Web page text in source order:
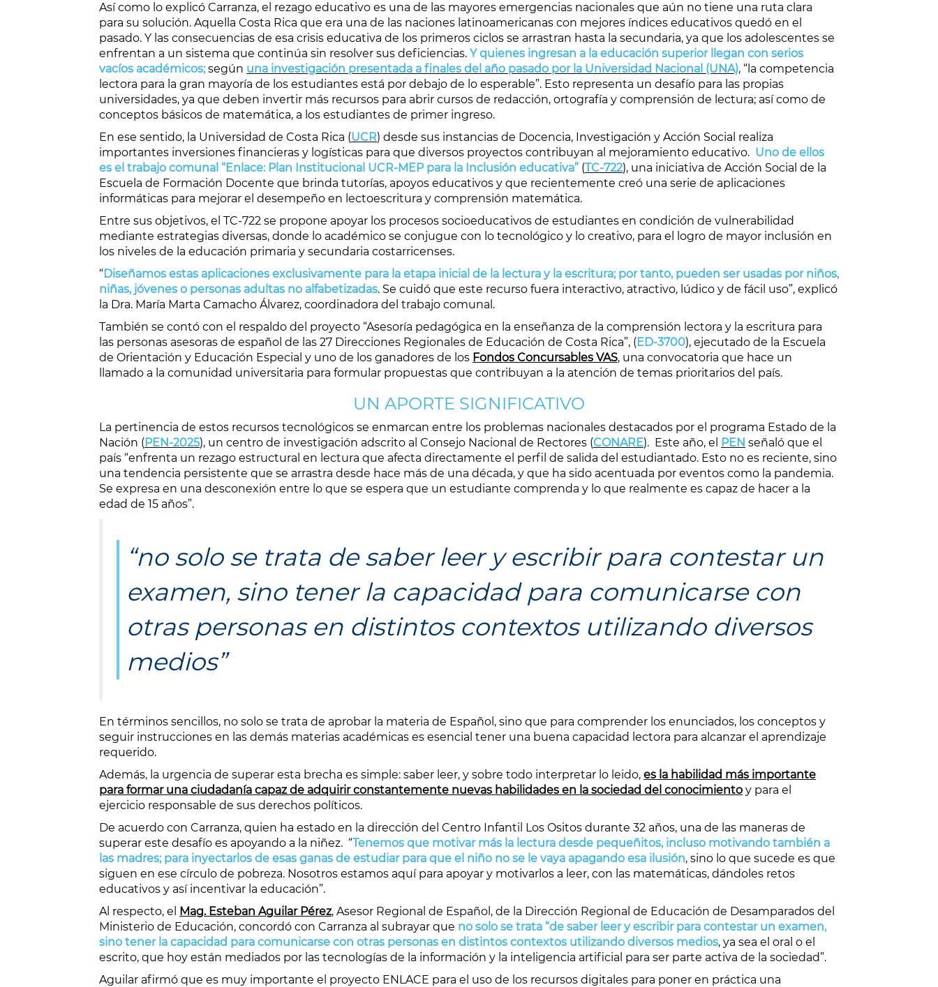
Así como lo explicó Carranza, el rezago educativo es una de las mayores emergencias nacionales que aún no tiene una ruta clara
para su solución. Aquella Costa Rica que era una de las naciones latinoamericanas con mejores índices educativos quedó en el
pasado. Y las consecuencias de esa crisis educativa de los primeros ciclos se arrastran hasta la secundaria, ya que los adolescentes se
enfrentan a un sistema que continúa sin resolver sus deficiencias. Y quienes ingresan a la educación superior llegan con serios
vacíos académicos;según una investigación presentada a finales del año pasado por la Universidad Nacional (UNA), “la competencia
lectora para la gran mayoría de los estudiantes está por debajo de lo esperable”. Esto representa un desafío para las propias
universidades, ya que deben invertir más recursos para abrir cursos de redacción, ortografía y comprensión de lectura; así como de
conceptos básicos de matemática, a los estudiantes de primer ingreso.
En ese sentido, la Universidad de Costa Rica (UCR) desde sus instancias de Docencia, Investigación y Acción Social realiza
importantes inversiones financieras y logísticas para que diversos proyectos contribuyan al mejoramiento educativo. Uno de ellos
es el trabajo comunal “Enlace: Plan Institucional UCR-MEP para la Inclusión educativa” (TC-722), una iniciativa de Acción Social de la
Escuela de Formación Docente que brinda tutorías, apoyos educativos y que recientemente creó una serie de aplicaciones
informáticas para mejorar el desempeño en lectoescritura y comprensión matemática.
Entre sus objetivos, el TC-722 se propone apoyar los procesos socioeducativos de estudiantes en condición de vulnerabilidad
mediante estrategias diversas, donde lo académico se conjugue con lo tecnológico y lo creativo, para el logro de mayor inclusión en
los niveles de la educación primaria y secundaria costarricenses.
“Diseñamos estas aplicaciones exclusivamente para la etapa inicial de la lectura y la escritura; por tanto, pueden ser usadas por niños,
niñas, jóvenes o personas adultas no alfabetizadas. Se cuidó que este recurso fuera interactivo, atractivo, lúdico y de fácil uso”, explicó
la Dra. María Marta Camacho Álvarez, coordinadora del trabajo comunal.
También se contó con el respaldo del proyecto “Asesoría pedagógica en la enseñanza de la comprensión lectora y la escritura para
las personas asesoras de español de las 27 Direcciones Regionales de Educación de Costa Rica”, (ED-3700), ejecutado de la Escuela
de Orientación y Educación Especial y uno de los ganadores de los Fondos Concursables VAS, una convocatoria que hace un
llamado a la comunidad universitaria para formular propuestas que contribuyan a la atención de temas prioritarios del país.
UN APORTE SIGNIFICATIVO
La pertinencia de estos recursos tecnológicos se enmarcan entre los problemas nacionales destacados por el programa Estado de la
Nación (PEN-2025), un centro de investigación adscrito al Consejo Nacional de Rectores (CONARE). Este año, el PEN señaló que el
país “enfrenta un rezago estructural en lectura que afecta directamente el perfil de salida del estudiantado. Esto no es reciente, sino
una tendencia persistente que se arrastra desde hace más de una década, y que ha sido acentuada por eventos como la pandemia.
Se expresa en una desconexión entre lo que se espera que un estudiante comprenda y lo que realmente es capaz de hacer a la
edad de 15 años”.
“no solo se trata de saber leer y escribir para contestar un
examen, sino tener la capacidad para comunicarse con
otras personas en distintos contextos utilizando diversos
medios”
En términos sencillos, no solo se trata de aprobar la materia de Español, sino que para comprender los enunciados, los conceptos y
seguir instrucciones en las demás materias académicas es esencial tener una buena capacidad lectora para alcanzar el aprendizaje
requerido.
Además, la urgencia de superar esta brecha es simple: saber leer, y sobre todo interpretar lo leido, es la habilidad más importante
para formar una ciudadanía capaz de adquirir constantemente nuevas habilidades en la sociedad del conocimiento y para el
ejercicio responsable de sus derechos políticos.
De acuerdo con Carranza, quien ha estado en la dirección del Centro Infantil Los Ositos durante 32 años, una de las maneras de
superar este desafío es apoyando a la niñez. “Tenemos que motivar más la lectura desde pequeñitos, incluso motivando también a
las madres; para inyectarlos de esas ganas de estudiar para que el niño no se le vaya apagando esa ilusión, sino lo que sucede es que
siguen en ese círculo de pobreza. Nosotros estamos aquí para apoyar y motivarlos a leer, con las matemáticas, dándoles retos
educativos y así incentivar la educación”.
Al respecto, el Mag. Esteban Aguilar Pérez, Asesor Regional de Español, de la Dirección Regional de Educación de Desamparados del
Ministerio de Educación, concordó con Carranza al subrayar que no solo se trata “de saber leer y escribir para contestar un examen,
sino tener la capacidad para comunicarse con otras personas en distintos contextos utilizando diversos medios, ya sea el oral o el
escrito, que hoy están mediados por las tecnologías de la información y la inteligencia artificial para ser parte activa de la sociedad”.
Aguilar afirmó que es muy importante el proyecto ENLACE para el uso de los recursos digitales para poner en práctica una